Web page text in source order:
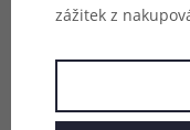
Hodnocení (0)
Zeptejte se (0)
zážitek z